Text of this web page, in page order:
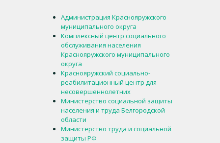
Администрация Краснояружского
муниципального округа
Комплексный центр социального
обслуживания населения
Краснояружского муниципального
округа
Краснояружский социально-
реабилитационный центр для
несовершеннолетних
Министерство социальной защиты
населения и труда Белгородской
области
Министерство труда и социальной
защиты РФ